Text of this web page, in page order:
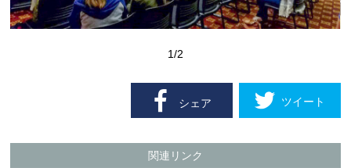
1/2
シェア ツイート
関連リンク